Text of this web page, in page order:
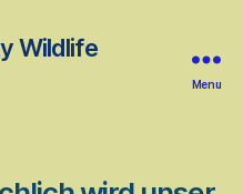
Wildlife
Menu